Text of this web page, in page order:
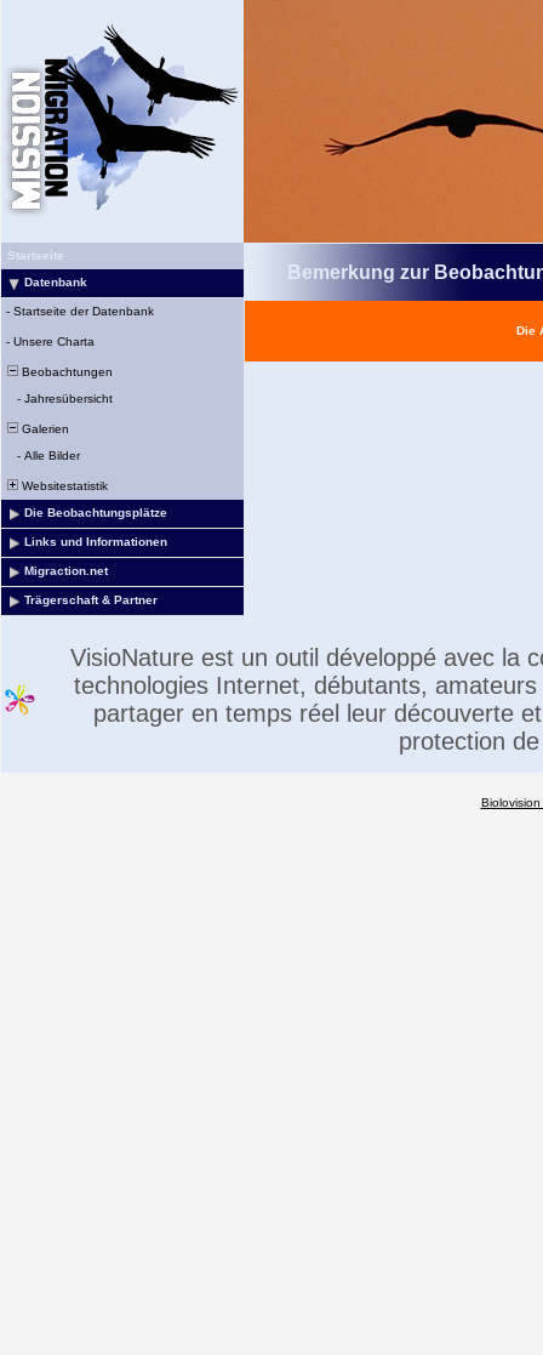
Startseite
Datenbank
- Startseite der Datenbank
- Unsere Charta
Beobachtungen
- Jahresübersicht
Galerien
- Alle Bilder
Websitestatistik
Die Beobachtungsplätze
Links und Informationen
Migraction.net
Trägerschaft & Partner
Bemerkung zur
Die
VisioNature est un outil développé avec la
technologies Internet, débutants,
partager en temps réel leur découverte
protection
Biolovision